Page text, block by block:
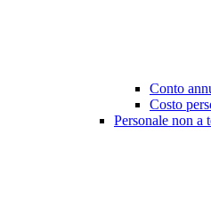
Conto
Costo
Personale non a